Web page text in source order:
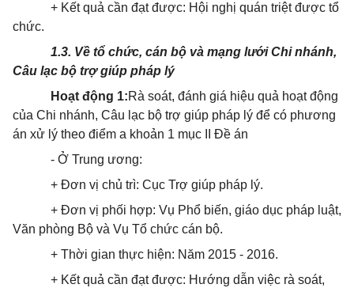
+ Kết quả cần đạt được: Hội nghị quán triệt được tổ
chức.
1.3. Về tổ chức, cán bộ và mạng lưới Chi nhánh,
Câu lạc bộ trợ giúp pháp lý
Hoạt động 1:Rà soát, đánh giá hiệu quả hoạt động
của Chi nhánh, Câu lạc bộ trợ giúp pháp lý để có phương
án xử lý theo điểm a khoản 1 mục II Đề án
- Ở Trung ương:
+ Đơn vị chủ trì: Cục Trợ giúp pháp lý.
+ Đơn vị phối hợp: Vụ Phổ biến, giáo dục pháp luật,
Văn phòng Bộ và Vụ Tổ chức cán bộ.
+ Thời gian thực hiện: Năm 2015 - 2016.
+ Kết quả cần đạt được: Hướng dẫn việc rà soát,